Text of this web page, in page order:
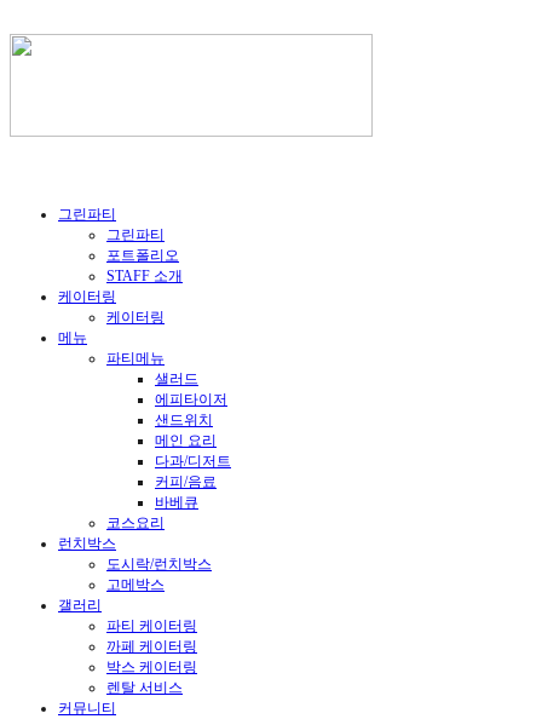
그린파티
그린파티
포트폴리오
STAFF 소개
케이터링
케이터링
메뉴
파티메뉴
샐러드
에피타이저
샌드위치
메인 요리
다과/디저트
커피/음료
바베큐
코스요리
런치박스
도시락/런치박스
고메박스
갤러리
파티 케이터링
까페 케이터링
박스 케이터링
렌탈 서비스
커뮤니티